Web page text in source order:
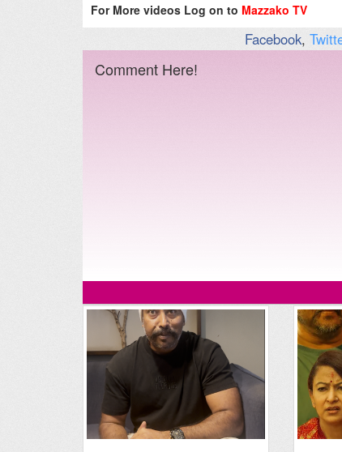
For More videos Log on to Mazzako TV
Facebook,
Comment Here!